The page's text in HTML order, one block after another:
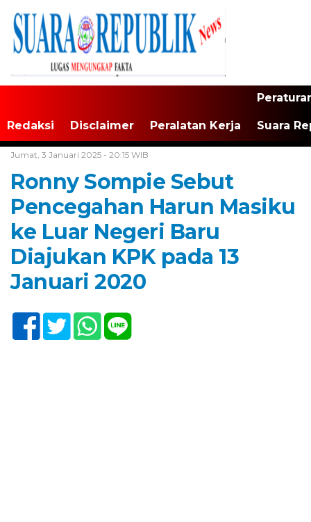
Redaksi Disclaimer Peralatan Kerja Suara
Jumat, 3 Januari 2025 - 20:15 WIB
Ronny Sompie Sebut
Pencegahan Harun Masiku
ke Luar Negeri Baru
Diajukan KPK pada 13
Januari 2020